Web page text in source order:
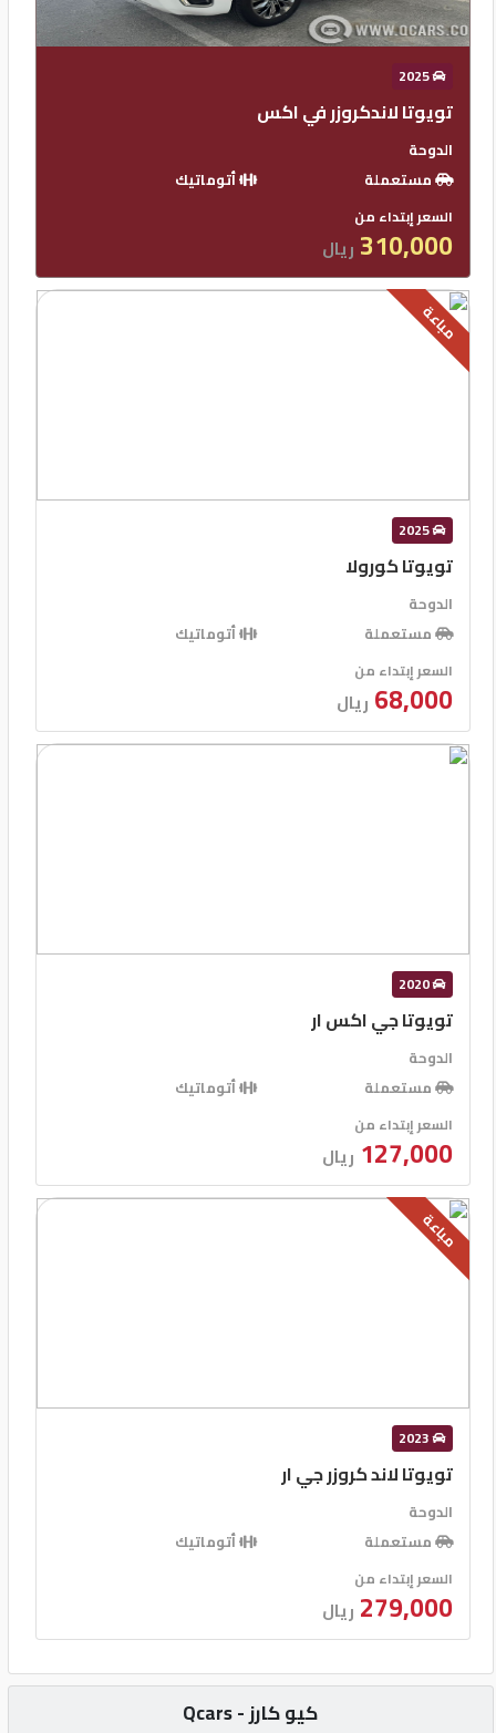
2025
تويوتا لاندكروزر في اكس
الدوحة
مستعملة
أتوماتيك
السعر إبتداء من
310,000 ريال
مباعة
2025
تويوتا كورولا
الدوحة
مستعملة
أتوماتيك
السعر إبتداء من
68,000 ريال
2020
تويوتا جي اكس ار
الدوحة
مستعملة
أتوماتيك
السعر إبتداء من
127,000 ريال
مباعة
2023
تويوتا لاند كروزر جي ار
الدوحة
مستعملة
أتوماتيك
السعر إبتداء من
279,000 ريال
كيو كارز - Qcars